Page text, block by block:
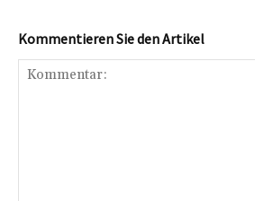
Kommentieren Sie den Artikel